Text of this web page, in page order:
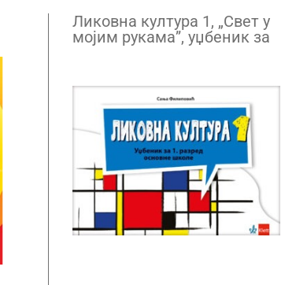
Ликовна култура 1, „Свет у
мојим рукама”, уџбеник за